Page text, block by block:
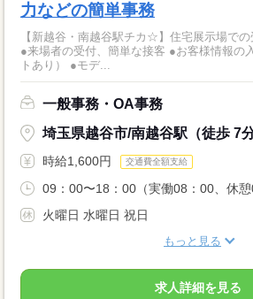
力などの簡単事務
【新越谷・南越谷駅チカ☆】住宅展示場で
●来場者の受付、簡単な接客 ●お客様情報の
トあり） ●モデ...
一般事務・OA事務
埼玉県越谷市/南越谷駅（徒歩 7分
時給1,600円 交通費全額支給
09：00〜18：00（実働08：00、休憩
火曜日 水曜日 祝日
もっと見る
求人詳細を見る